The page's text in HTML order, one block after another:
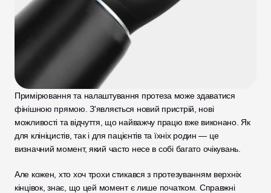
Примірювання та налаштування протеза може здаватися
фінішною прямою. З'являється новий пристрій, нові
можливості та відчуття, що найважчу працю вже виконано. Як
для клініцистів, так і для пацієнтів та їхніх родин — це
визначний момент, який часто несе в собі багато очікувань.
Але кожен, хто хоч трохи стикався з протезуванням верхніх
кінцівок, знає, що цей момент є лише початком. Справжні